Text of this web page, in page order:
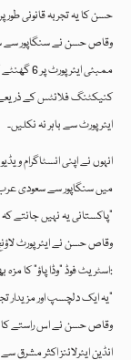
حسن کا یہ تجربہ قانونی طور
وقاص حسن نے سنگاپور سے
ممبئی
کنیکٹنگ فلائٹس کے ذریعے
ایئرپورٹ سے باہر نہ نکلیں۔
انہوں نے اپنی انسٹاگرام
پاکستانی یہ نہیں جانتے کہ ہم بھارت کے ذریعے بھی ٹرانزٹ کر سکتے ہیں۔”
وقاص حسن نے ایئرپورٹ
اسٹریٹ فوڈ “وڈا پاؤ” کا مزہ بھی لیا۔ انہوں نے کہا:
“یہ ایک دلچسپ اور مزیدار تجربہ ہے۔”
وقاص حسن نے اس راستے کا
انڈین ایئرلائنز اکثر مشرق